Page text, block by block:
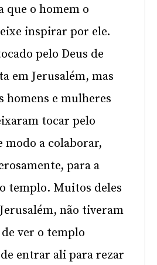
que o homem o
inspirar por ele.
pelo Deus de
em Jerusalém, mas
homens e mulheres
tocar pelo
modo a colaborar,
para a
templo. Muitos deles
não tiveram
ver o templo
entrar ali para rezar